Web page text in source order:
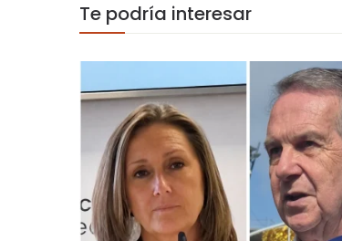
Te podría interesar